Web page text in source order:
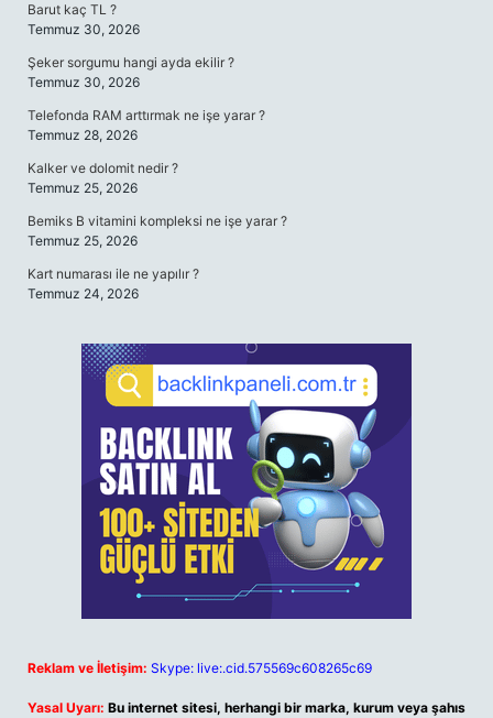
Barut kaç TL ?
Temmuz 30, 2026
Şeker sorgumu hangi ayda ekilir ?
Temmuz 30, 2026
Telefonda RAM arttırmak ne işe yarar ?
Temmuz 28, 2026
Kalker ve dolomit nedir ?
Temmuz 25, 2026
Bemiks B vitamini kompleksi ne işe yarar ?
Temmuz 25, 2026
Kart numarası ile ne yapılır ?
Temmuz 24, 2026
Reklam ve İletişim: Skype: live:.cid.575569c608265c69
Yasal Uyarı: Bu internet sitesi, herhangi bir marka, kurum veya şahıs